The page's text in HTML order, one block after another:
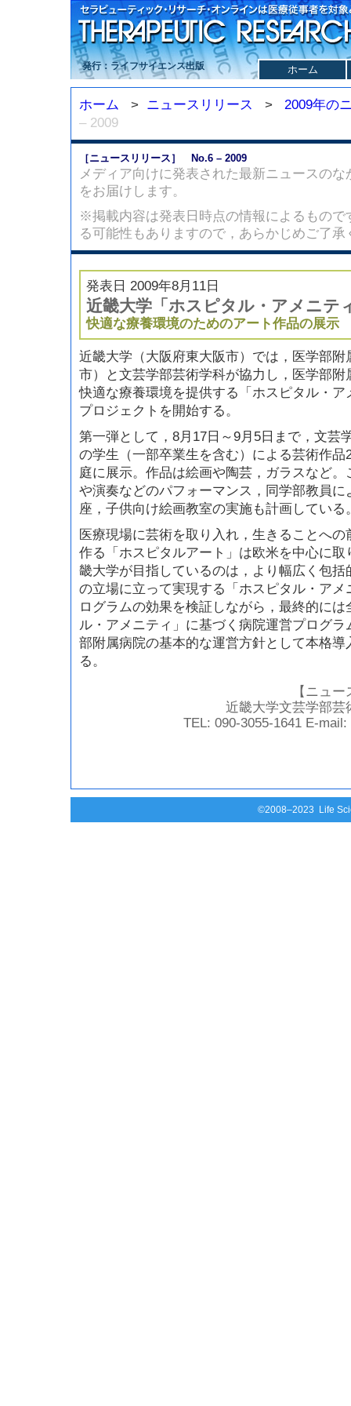
発行：ライフサイエンス出版 ホーム
ホーム > ニュースリリース > 2009年の
– 2009
［ニュースリリース］ No.6 – 2009
メディア向けに発表された最新ニュースの
をお届けします。
※掲載内容は発表日時点の情報によるもので
る可能性もありますので，あらかじめご了承
発表日 2009年8月11日
近畿大学「ホスピタル・アメニテ
快適な療養環境のためのアート作品の展示
近畿大学（大阪府東大阪市）では，医学部
市）と文芸学部芸術学科が協力し，医学部
快適な療養環境を提供する「ホスピタル・
プロジェクトを開始する。
第一弾として，8月17日～9月5日まで，文芸
の学生（一部卒業生を含む）による芸術作品
庭に展示。作品は絵画や陶芸，ガラスなど
や演奏などのパフォーマンス，同学部教員
座，子供向け絵画教室の実施も計画している
医療現場に芸術を取り入れ，生きることへ
作る「ホスピタルアート」は欧米を中心に
畿大学が目指しているのは，より幅広く包
の立場に立って実現する「ホスピタル・ア
ログラムの効果を検証しながら，最終的に
ル・アメニティ」に基づく病院運営プログ
部附属病院の基本的な運営方針として本格
る。
【ニュ
近畿大学文芸学部
TEL: 090-3055-1641 E-
©2008–2023 Life